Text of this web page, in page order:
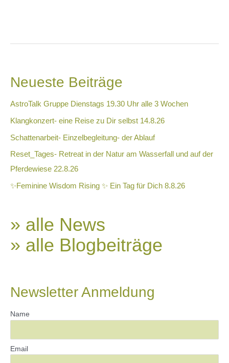
Neueste Beiträge
AstroTalk Gruppe Dienstags 19.30 Uhr alle 3 Wochen
Klangkonzert- eine Reise zu Dir selbst 14.8.26
Schattenarbeit- Einzelbegleitung- der Ablauf
Reset_Tages- Retreat in der Natur am Wasserfall und auf der
Pferdewiese 22.8.26
✨Feminine Wisdom Rising ✨ Ein Tag für Dich 8.8.26
» alle News
» alle Blogbeiträge
Newsletter Anmeldung
Name
Email